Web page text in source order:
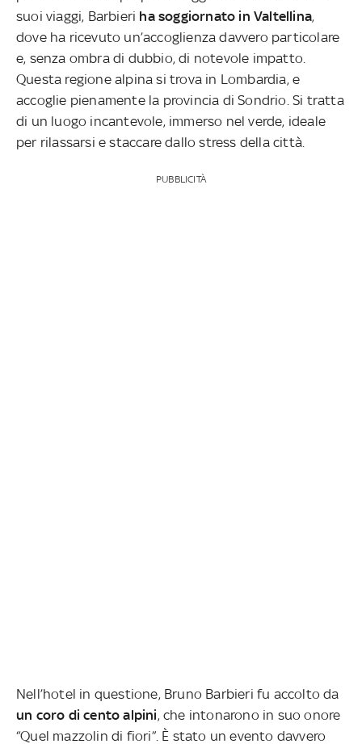
suoi viaggi, Barbieri ha soggiornato in Valtellina,
dove ha ricevuto un’accoglienza davvero particolare
e, senza ombra di dubbio, di notevole impatto.
Questa regione alpina si trova in Lombardia, e
accoglie pienamente la provincia di Sondrio. Si tratta
di un luogo incantevole, immerso nel verde, ideale
per rilassarsi e staccare dallo stress della città.
PUBBLICITÀ
Nell’hotel in questione, Bruno Barbieri fu accolto da
un coro di cento alpini, che intonarono in suo onore
“Quel mazzolin di fiori”. È stato un evento davvero